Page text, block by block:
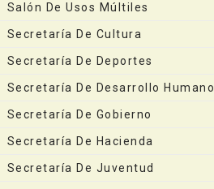
Salón De Usos Múltiles
Secretaría De Cultura
Secretaría De Deportes
Secretaría De Desarrollo Humano
Secretaría De Gobierno
Secretaría De Hacienda
Secretaría De Juventud